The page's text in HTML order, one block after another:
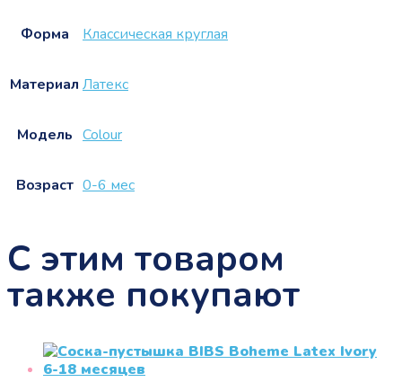
Форма Классическая круглая
Материал Латекс
Модель Colour
Возраст 0-6 мес
С этим товаром
также покупают